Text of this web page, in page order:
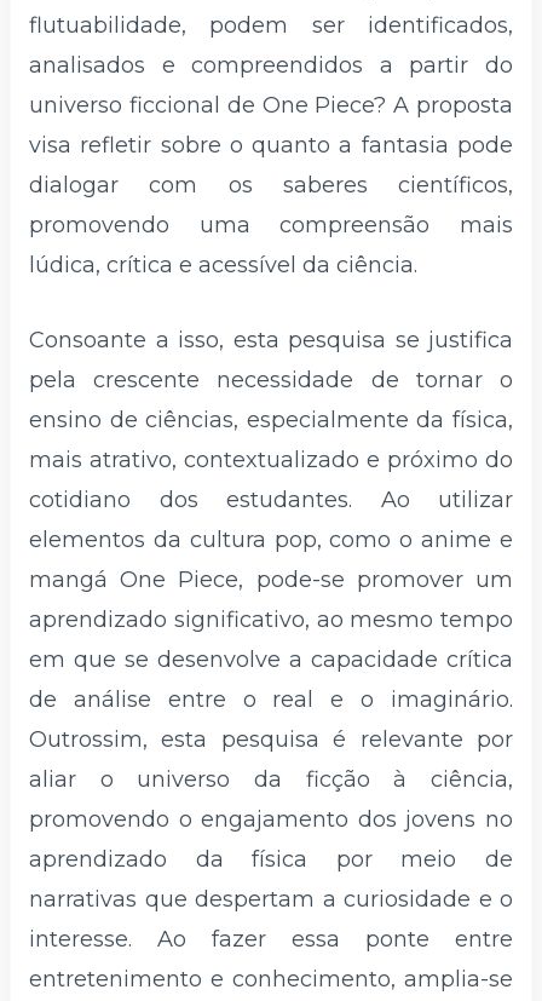
flutuabilidade, podem ser identificados,
analisados e compreendidos a partir do
universo ficcional de One Piece? A proposta
visa refletir sobre o quanto a fantasia pode
dialogar com os saberes científicos,
promovendo uma compreensão mais
lúdica, crítica e acessível da ciência.
Consoante a isso, esta pesquisa se justifica
pela crescente necessidade de tornar o
ensino de ciências, especialmente da física,
mais atrativo, contextualizado e próximo do
cotidiano dos estudantes. Ao utilizar
elementos da cultura pop, como o anime e
mangá One Piece, pode-se promover um
aprendizado significativo, ao mesmo tempo
em que se desenvolve a capacidade crítica
de análise entre o real e o imaginário.
Outrossim, esta pesquisa é relevante por
aliar o universo da ficção à ciência,
promovendo o engajamento dos jovens no
aprendizado da física por meio de
narrativas que despertam a curiosidade e o
interesse. Ao fazer essa ponte entre
entretenimento e conhecimento, amplia-se